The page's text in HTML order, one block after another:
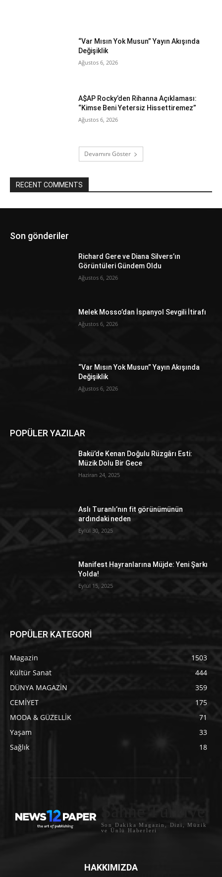
“Var Mısın Yok Musun” Yayın Akışında
Değişiklik
Ağustos 6, 2026
A$AP Rocky’den Rihanna Açıklaması:
“Kimse Beni Yetersiz Hissettiremez”
Ağustos 6, 2026
Devamını Göster
RECENT COMMENTS
Son gönderiler
Richard Gere ve Diana Silvers’ın
Görüntüleri Gündem Oldu
Ağustos 6, 2026
Melek Mosso’dan İspanyol Sevgili İtirafı
Ağustos 6, 2026
“Var Mısın Yok Musun” Yayın Akışında
Değişiklik
Ağustos 6, 2026
POPÜLER YAZILAR
Bakü’de Kenan Doğulu Rüzgârı Esti:
Müzik Dolu Bir Gece
Haziran 24, 2025
Aslı Turanlı’nın fit görünümünün
ardındaki neden
Eylül 30, 2025
Manifest Hayranlarına Müjde: Yeni Şarkı
Yolda!
Eylül 15, 2025
POPÜLER KATEGORİ
Magazin
1503
Kültür Sanat
444
DÜNYA MAGAZİN
359
CEMİYET
175
MODA & GÜZELLİK
71
Yaşam
33
Sağlık
18
Sahne Türkiye
Son Dakika Magazin, Dizi, Müzik
ve Ünlü Haberleri
HAKKIMIZDA